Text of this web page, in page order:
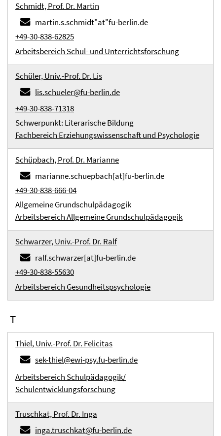
Schmidt, Prof. Dr. Martin
martin.s.schmidt"at"fu-berlin.de
+49-30-838-62825
Arbeitsbereich Schul- und Unterrichtsforschung
Schüler, Univ.-Prof. Dr. Lis
lis.schueler@fu-berlin.de
+49-30-838-71318
Schwerpunkt: Literarische Bildung
Fachbereich Erziehungswissenschaft und Psychologie
Schüpbach, Prof. Dr. Marianne
marianne.schuepbach[at]fu-berlin.de
+49-30-838-666-04
Allgemeine Grundschulpädagogik
Arbeitsbereich Allgemeine Grundschulpädagogik
Schwarzer, Univ.-Prof. Dr. Ralf
ralf.schwarzer[at]fu-berlin.de
+49-30-838-55630
Arbeitsbereich Gesundheitspsychologie
T
Thiel, Univ.-Prof. Dr. Felicitas
sek-thiel@ewi-psy.fu-berlin.de
Arbeitsbereich Schulpädagogik/
Schulentwicklungsforschung
Truschkat, Prof. Dr. Inga
inga.truschkat@fu-berlin.de